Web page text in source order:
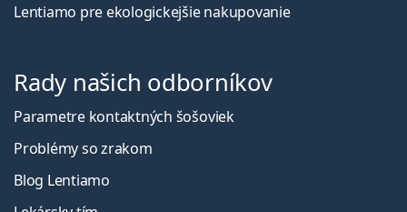
Lentiamo pre ekologickejšie nakupovanie
Rady našich odborníkov
Parametre kontaktných šošoviek
Problémy so zrakom
Blog Lentiamo